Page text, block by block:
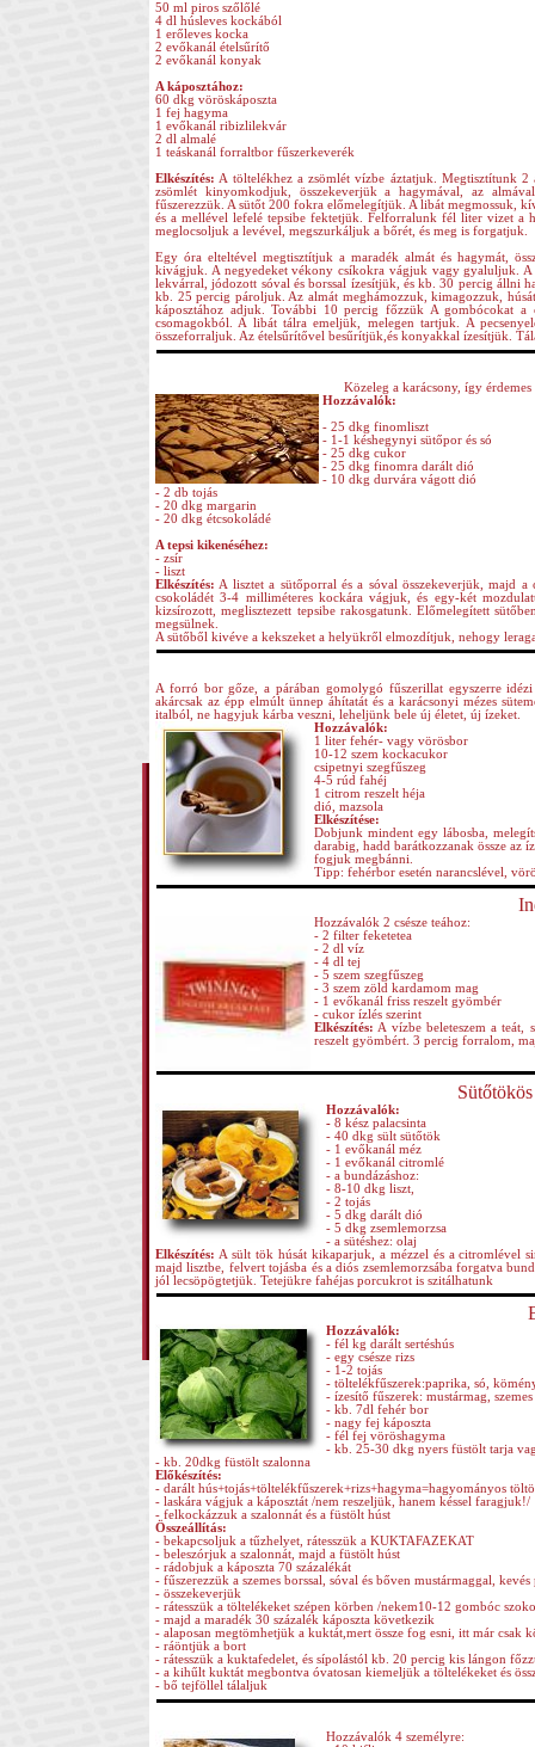
50 ml piros szőlőlé
4 dl húsleves kockából
1 erőleves kocka
2 evőkanál ételsűrítő
2 evőkanál konyak
A káposztához:
60 dkg vöröskáposzta
1 fej hagyma
1 evőkanál ribizlilekvár
2 dl almalé
1 teáskanál forraltbor fűszerkeverék
Elkészítés: A töltelékhez a zsömlét vízbe áztatjuk. Megtisztítunk
zsömlét kinyomkodjuk, összekeverjük a hagymával, az
fűszerezzük. A sütőt 200 fokra előmelegítjük. A libát megmossuk,
és a mellével lefelé tepsibe fektetjük. Felforralunk fél liter vizet a
meglocsoljuk a levével, megszurkáljuk a bőrét, és meg is forgatjuk.
Egy óra elteltével megtisztítjuk a maradék almát és hagymát,
kivágjuk. A negyedeket vékony csíkokra vágjuk vagy gyaluljuk.
lekvárral, jódozott sóval és borssal ízesítjük, és kb. 30 percig állni
kb. 25 percig pároljuk. Az almát meghámozzuk, kimagozzuk,
káposztához adjuk. További 10 percig főzzük A gombócokat a
csomagokból. A libát tálra emeljük, melegen tartjuk. A
összeforraljuk. Az ételsűrítővel besűrítjük,és konyakkal ízesítjük.
Közeleg a karácsony, így
Hozzávalók:
- 25 dkg finomliszt
- 1-1 késhegynyi sütőpor és só
- 25 dkg cukor
- 25 dkg finomra darált dió
- 10 dkg durvára vágott dió
- 2 db tojás
- 20 dkg margarin
- 20 dkg étcsokoládé
A tepsi kikenéséhez:
- zsír
- liszt
Elkészítés: A lisztet a sütőporral és a sóval összekeverjük, majd
csokoládét 3-4 milliméteres kockára vágjuk, és egy-két
kizsírozott, meglisztezett tepsibe rakosgatunk. Előmelegített
megsülnek.
A sütőből kivéve a kekszeket a helyükről elmozdítjuk, nehogy
A forró bor gőze, a párában gomolygó fűszerillat egyszerre
akárcsak az épp elmúlt ünnep áhítatát és a karácsonyi mézes
italból, ne hagyjuk kárba veszni, leheljünk bele új életet, új ízeket.
Hozzávalók:
1 liter fehér- vagy vörösbor
10-12 szem kockacukor
csipetnyi szegfűszeg
4-5 rúd fahéj
1 citrom reszelt héja
dió, mazsola
Elkészítése:
Dobjunk mindent egy lábosba,
darabig, hadd barátkozzanak össze az
fogjuk megbánni.
Tipp: fehérbor esetén narancslével,
Hozzávalók 2 csésze teához:
- 2 filter feketetea
- 2 dl víz
- 4 dl tej
- 5 szem szegfűszeg
- 3 szem zöld kardamom mag
- 1 evőkanál friss reszelt gyömbér
- cukor ízlés szerint
Elkészítés: A vízbe beleteszem a teát,
reszelt gyömbért. 3 percig forralom,
Hozzávalók:
- 8 kész palacsinta
- 40 dkg sült sütőtök
- 1 evőkanál méz
- 1 evőkanál citromlé
- a bundázáshoz:
- 8-10 dkg liszt,
- 2 tojás
- 5 dkg darált dió
- 5 dkg zsemlemorzsa
- a sütéshez: olaj
Elkészítés: A sült tök húsát kikaparjuk, a mézzel és a citromlével
majd lisztbe, felvert tojásba és a diós zsemlemorzsába forgatva
jól lecsöpögtetjük. Tetejükre fahéjas porcukrot is szitálhatunk
Hozzávalók:
- fél kg darált sertéshús
- egy csésze rizs
- 1-2 tojás
- töltelékfűszerek:paprika, só,
- ízesítő fűszerek: mustármag,
- kb. 7dl fehér bor
- nagy fej káposzta
- fél fej vöröshagyma
- kb. 25-30 dkg nyers füstölt tarja
- kb. 20dkg füstölt szalonna
Előkészítés:
- darált hús+tojás+töltelékfűszerek+rizs+hagyma=hagyományos
- laskára vágjuk a káposztát /nem reszeljük, hanem késsel faragjuk!/
- felkockázzuk a szalonnát és a füstölt húst
Összeállítás:
- bekapcsoljuk a tűzhelyet, rátesszük a KUKTAFAZEKAT
- beleszórjuk a szalonnát, majd a füstölt húst
- rádobjuk a káposzta 70 százalékát
- fűszerezzük a szemes borssal, sóval és bőven mustármaggal,
- összekeverjük
- rátesszük a töltelékeket szépen körben /nekem10-12 gombóc
- majd a maradék 30 százalék káposzta következik
- alaposan megtömhetjük a kuktát,mert össze fog esni, itt már csak
- ráöntjük a bort
- rátesszük a kuktafedelet, és sípolástól kb. 20 percig kis lángon
- a kihűlt kuktát megbontva óvatosan kiemeljük a töltelékeket és
- bő tejföllel tálaljuk
Hozzávalók 4 személyre: